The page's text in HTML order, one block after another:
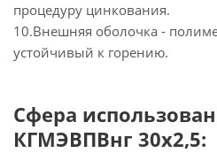
процедуру цинкования.
10.Внешняя оболочка -
устойчивый к горению.
Сфера
КГМЭВПВнг 30х2,5: